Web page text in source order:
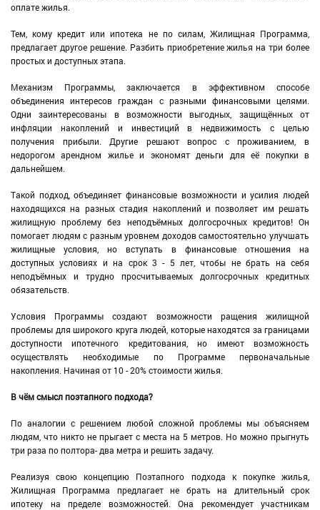
оплате жилья.
Тем, кому кредит или ипотека не по силам, Жилищная Программа,
предлагает другое решение. Разбить приобретение жилья на три более
простых и доступных этапа.
Механизм Программы, заключается в эффективном способе
объединения интересов граждан с разными финансовыми целями.
Одни заинтересованы в возможности выгодных, защищённых от
инфляции накоплений и инвестиций в недвижимость с целью
получения прибыли. Другие решают вопрос с проживанием, в
недорогом арендном жилье и экономят деньги для её покупки в
дальнейшем.
Такой подход, объединяет финансовые возможности и усилия людей
находящихся на разных стадия накоплений и позволяет им решать
жилищную проблему без неподъёмных долгосрочных кредитов! Он
помогает людям с разным уровнем доходов самостоятельно улучшать
жилищные условия, но вступать в финансовые отношения на
доступных условиях и на срок 3 - 5 лет, чтобы не брать на себя
неподъёмных и трудно просчитываемых долгосрочных кредитных
обязательств.
Условия Программы создают возможности ращения жилищной
проблемы для широкого круга людей, которые находятся за границами
доступности ипотечного кредитования, но имеют возможность
осуществлять необходимые по Программе первоначальные
накопления. Начиная от 10 - 20% стоимости жилья.
​В чём смысл поэтапного подхода?
По аналогии с решением любой сложной проблемы мы объясняем
людям, что никто не прыгает с места на 5 метров. Но можно прыгнуть
три раза по полтора- два метра и решить задачу.
Реализуя свою концепцию Поэтапного подхода к покупке жилья,
Жилищная Программа предлагает не брать на длительный срок
ипотеку на пределе возможностей. Она рекомендует участникам